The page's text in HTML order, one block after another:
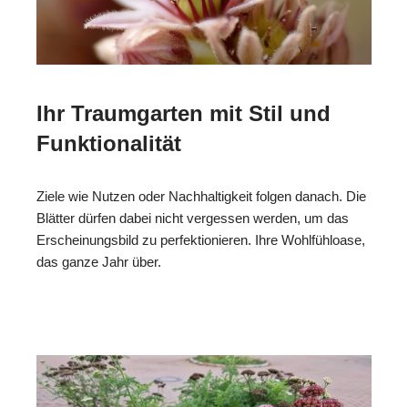
Ihr Traumgarten mit Stil und
Funktionalität
Ziele wie Nutzen oder Nachhaltigkeit folgen danach. Die
Blätter dürfen dabei nicht vergessen werden, um das
Erscheinungsbild zu perfektionieren. Ihre Wohlfühloase,
das ganze Jahr über.